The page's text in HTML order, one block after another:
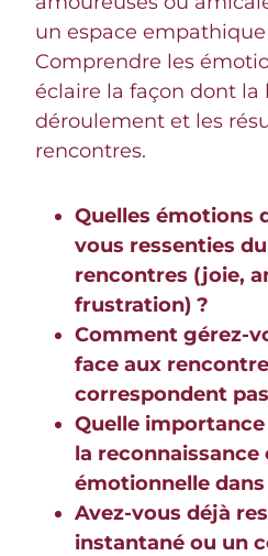
un espace
Comprendre les
éclaire la façon dont la
déroulement et les
rencontres.
Quelles émotions
vous ressenties
rencontres (joie,
frustration) ?
Comment gérez-
face aux
correspondent
Quelle
la
émotionnelle
Avez-vous déjà
instantané ou un